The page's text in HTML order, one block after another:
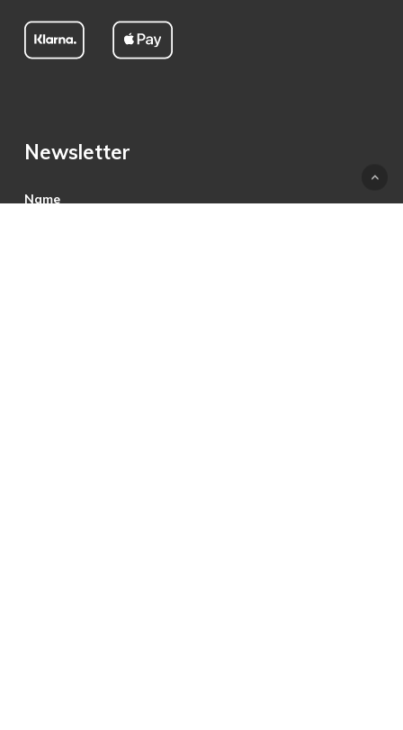
Newsletter
Name